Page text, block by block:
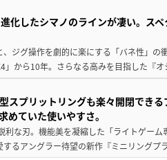
化したシマノのラインが凄い。スペ
ジグ操作を劇的に楽にする「バネ性」の
」から10年。さらなる高みを目指した『
スプリットリングも楽々開閉でき
めていた使いやすさ。
利な刃。機能美を凝縮した「ライトゲーム
るアングラー待望の新作『ミニリング